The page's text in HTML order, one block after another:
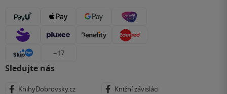
+ 17
Sledujte nás
KnihyDobrovsky.cz
Knižní závisláci